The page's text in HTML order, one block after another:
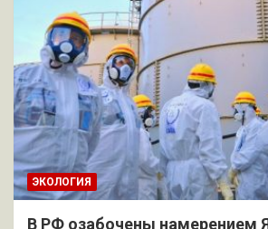
ЭКОЛОГИЯ
В РФ озабочены намерением